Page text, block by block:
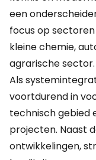
een
focus op
kleine chemie,
agrarische sector.
Als
voortdurend in
technisch gebied
projecten. Naast
ontwikkelingen,